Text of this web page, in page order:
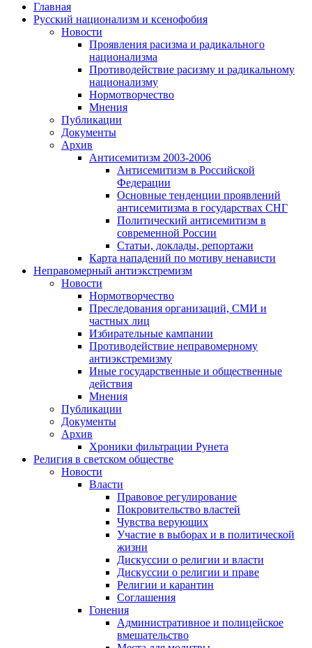
Главная
Русский национализм и ксенофобия
Новости
Проявления расизма и радикального
национализма
Противодействие расизму и радикальному
национализму
Нормотворчество
Мнения
Публикации
Документы
Архив
Антисемитизм 2003-2006
Антисемитизм в Российской
Федерации
Основные тенденции проявлений
антисемитизма в государствах СНГ
Политический антисемитизм в
современной России
Статьи, доклады, репортажи
Карта нападений по мотиву ненависти
Неправомерный антиэкстремизм
Новости
Нормотворчество
Преследования организаций, СМИ и
частных лиц
Избирательные кампании
Противодействие неправомерному
антиэкстремизму
Иные государственные и общественные
действия
Мнения
Публикации
Документы
Архив
Хроники фильтрации Рунета
Религия в светском обществе
Новости
Власти
Правовое регулирование
Покровительство властей
Чувства верующих
Участие в выборах и в политической
жизни
Дискуссии о религии и власти
Дискуссии о религии и праве
Религии и карантин
Соглашения
Гонения
Административное и полицейское
вмешательство